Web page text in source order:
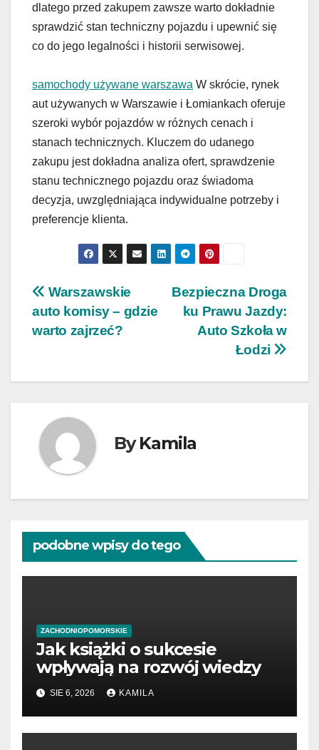
dlatego przed zakupem zawsze warto dokładnie
sprawdzić stan techniczny pojazdu i upewnić się
co do jego legalności i historii serwisowej.
samochody używane warszawa W skrócie, rynek
aut używanych w Warszawie i Łomiankach oferuje
szeroki wybór pojazdów w różnych cenach i
stanach technicznych. Kluczem do udanego
zakupu jest dokładna analiza ofert, sprawdzenie
stanu technicznego pojazdu oraz świadoma
decyzja, uwzględniająca indywidualne potrzeby i
preferencje klienta.
Nawigacja
wpisu
Bezpieczna Droga
ku Prawu Jazdy:
Auto Szkoła w
Łodzi
Warszawskie
auto komisy – gdzie
warto zajrzeć?
ByKamila
podobne wpisy do tego
ZACHODNIOPOMORSKIE
Jak książki o sukcesie
wpływają na rozwój wiedzy
SIE 6, 2026 KAMILA